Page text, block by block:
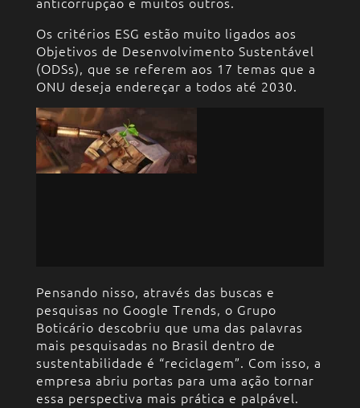
Os critérios ESG estão muito ligados aos
Objetivos de Desenvolvimento Sustentável
(ODSs), que se referem aos 17 temas que a
ONU deseja endereçar a todos até 2030.
Pensando nisso, através das buscas e
pesquisas no Google Trends, o Grupo
Boticário descobriu que uma das palavras
mais pesquisadas no Brasil dentro de
sustentabilidade é “reciclagem”. Com isso, a
empresa abriu portas para uma ação tornar
essa perspectiva mais prática e palpável.